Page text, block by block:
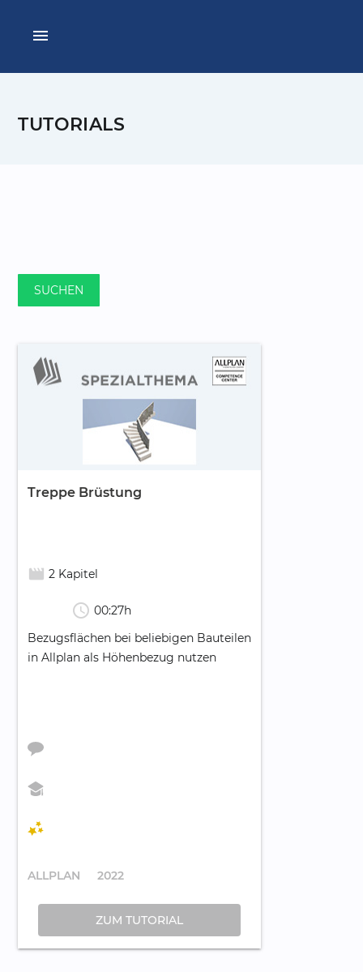
menu
TUTORIALS
SUCHEN
Treppe Brüstung
movie_creation 2 Kapitel
schedule 00:27h
Bezugsflächen bei beliebigen Bauteilen
in Allplan als Höhenbezug nutzen
ALLPLAN 2022
ZUM TUTORIAL